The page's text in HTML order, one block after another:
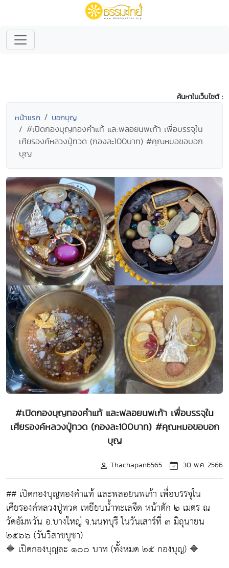
ค้นหาในเว็บไซต์ :
หน้าแรก บอกบุญ
#เปิดกองบุญทองคำแท้ และพลอยนพเก้า เพื่อบรรจุใน
เศียรองค์หลวงปู่ทวด (กองละ100บาท) #คุณหมอขอบอก
บุญ
#เปิดกองบุญทองคำแท้ และพลอยนพเก้า เพื่อบรรจุใน
เศียรองค์หลวงปู่ทวด (กองละ100บาท) #คุณหมอขอบอก
บุญ
Thachapan6565 30 พ.ค. 2566
## เปิดกองบุญทองคำแท้ และพลอยนพเก้า เพื่อบรรจุใน
เศียรองค์หลวงปู่ทวด เหยียบน้ำทะเลจืด หน้าตัก ๒ เมตร ณ
วัดอัมพวัน อ.บางใหญ่ จ.นนทบุรี ในวันเสาร์ที่ ๓ มิถุนายน
๒๕๖๖ (วันวิสาขบูชา)
🔷 เปิดกองบุญละ ๑๐๐ บาท (ทั้งหมด ๒๕ กองบุญ) 🔷